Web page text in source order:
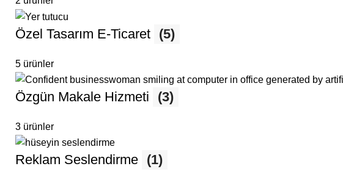
Özel Tasarım E-Ticaret (5)
5 ürünler
Özgün Makale Hizmeti (3)
3 ürünler
Reklam Seslendirme (1)